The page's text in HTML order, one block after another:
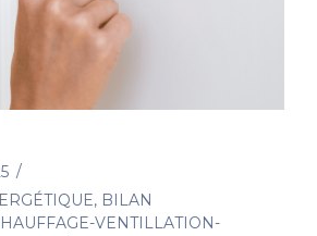
, BILAN
VENTILLATION-